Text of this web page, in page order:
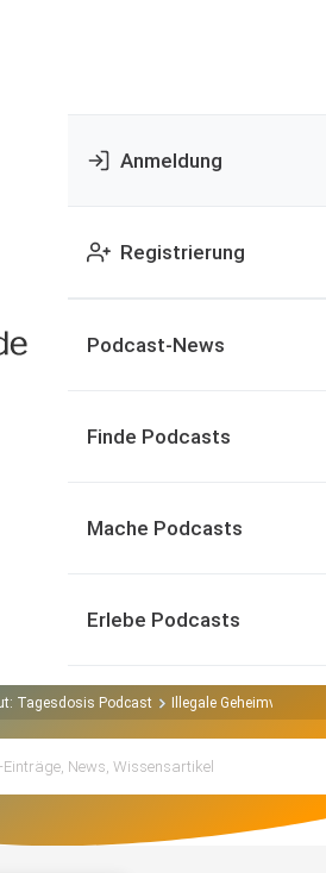
Anmeldung
Registrierung
Podcast-News
Finde Podcasts
Mache Podcasts
Erlebe Podcasts
Tagesdosis Podcast Illegale